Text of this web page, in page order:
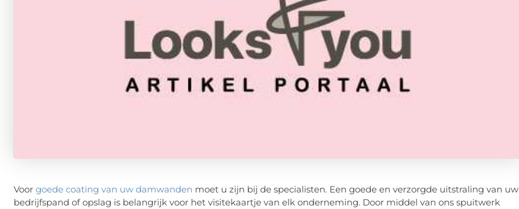
Voor goede coating van uw damwanden moet u zijn bij de specialisten. Een goede en verzorgde uitstraling van uw
bedrijfspand of opslag is belangrijk voor het visitekaartje van elk onderneming. Door middel van ons spuitwerk